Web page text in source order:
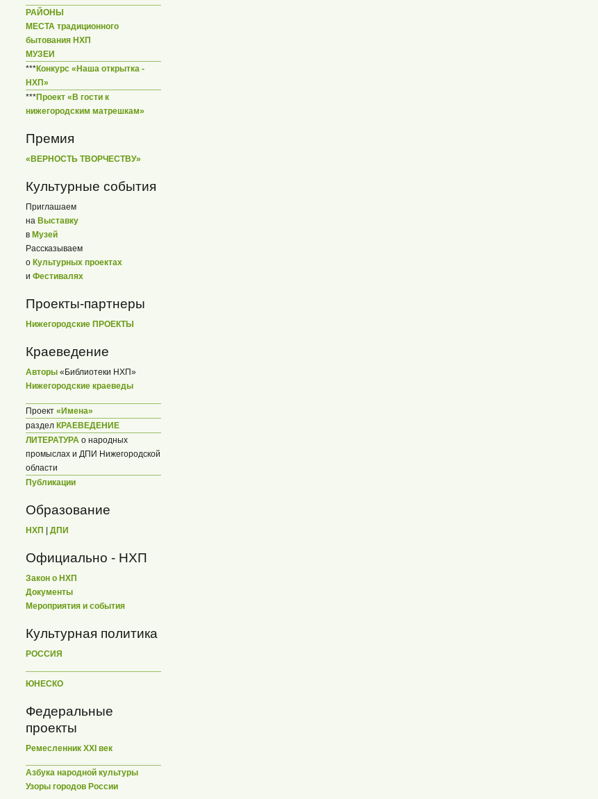
РАЙОНЫ
МЕСТА традиционного
бытования НХП
МУЗЕИ
***Конкурс «Наша открытка -
НХП»
***Проект «В гости к
нижегородским матрешкам»
Премия
«ВЕРНОСТЬ ТВОРЧЕСТВУ»
Культурные события
Приглашаем
на Выставку
в Музей
Рассказываем
о Культурных проектах
и Фестивалях
Проекты-партнеры
Нижегородские ПРОЕКТЫ
Краеведение
Авторы «Библиотеки НХП»
Нижегородские краеведы
Проект «Имена»
раздел КРАЕВЕДЕНИЕ
ЛИТЕРАТУРА о народных
промыслах и ДПИ Нижегородской
области
Публикации
Образование
НХП ДПИ
Официально - НХП
Закон о НХП
Документы
Мероприятия и события
Культурная политика
РОССИЯ
ЮНЕСКО
Федеральные
проекты
Ремесленник XXI век
Азбука народной культуры
Узоры городов России